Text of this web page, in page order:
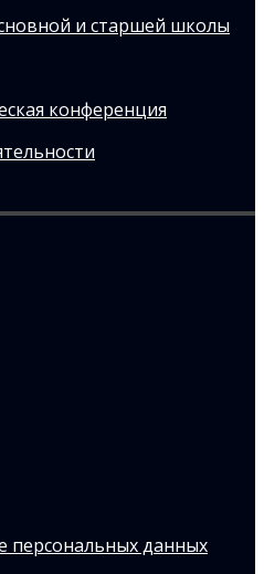
и старшей школы
конференция
персональных данных